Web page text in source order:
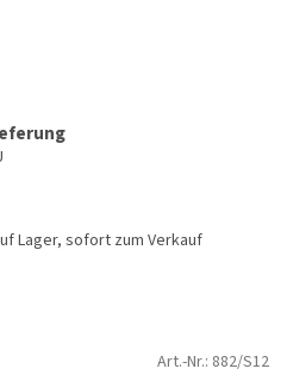
Lager, sofort zum Verkauf
Art.-Nr.: 882/S12